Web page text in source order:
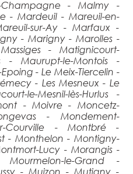
Champagne - Malmy -
- Mardeuil - Mareuil-en-
sur-Ay - Marfaux -
- Marigny - Marolles -
- Matignicourt-
- Maurupt-le-Montois -
- Le Meix-Tiercelin -
- Les Mesneux - Le
le-Mesnil-lès-Hurlus -
- Moivre - Moncetz-
- Mondement-
Courville - Montbré -
- Monthelon - Montigny-
Lucy - Morangis -
le-Grand -
- Muizon - Mutigny -